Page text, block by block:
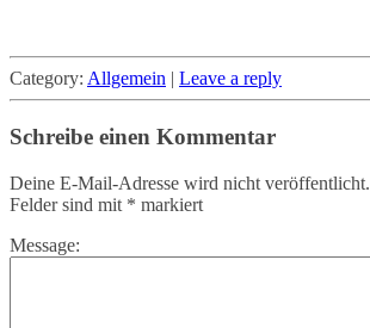
Category: Allgemein | Leave a reply
Schreibe einen Kommentar
Deine E-Mail-Adresse wird nicht veröffentlicht.
Felder sind mit * markiert
Message: